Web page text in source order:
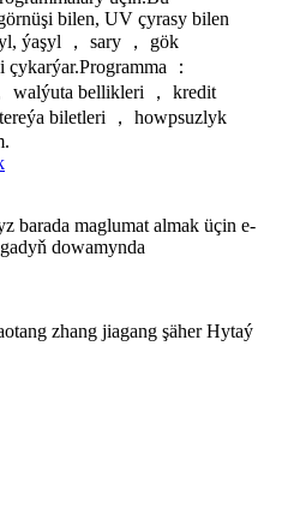
bilen, UV çyrasy bilen
ýaşyl ， sary ， gök
：
walýuta bellikleri ， kredit
biletleri ， howpsuzlyk
barada maglumat almak üçin e-
dowamynda
zhang jiagang şäher Hytaý